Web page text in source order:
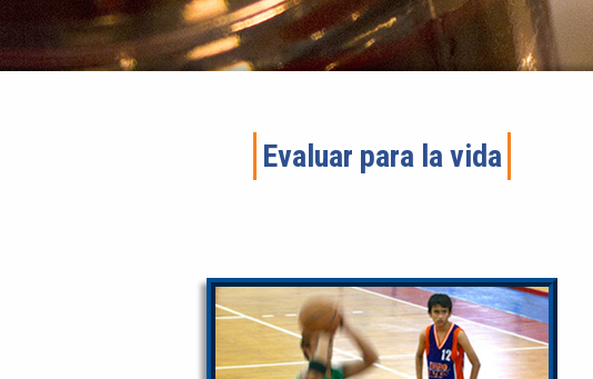
Evaluar para la vida